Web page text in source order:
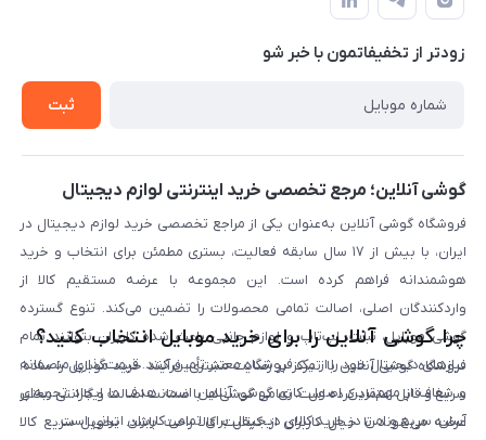
حساب کاربری
حریم خصوصی
بلاگ
شرایط ضمانت هفت روزه
روش ارسال کالا در گوشی آنلاین
روش بازگردانی کالا
زودتر از تخفیفاتمون با خبر شو
ثبت
گوشی آنلاین؛ مرجع تخصصی خرید اینترنتی لوازم دیجیتال
فروشگاه گوشی آنلاین به‌عنوان یکی از مراجع تخصصی خرید لوازم دیجیتال در
ایران، با بیش از ۱۷ سال سابقه فعالیت، بستری مطمئن برای انتخاب و خرید
هوشمندانه فراهم کرده است. این مجموعه با عرضه مستقیم کالا از
واردکنندگان اصلی، اصالت تمامی محصولات را تضمین می‌کند. تنوع گسترده
گوشی موبایل، تبلت، لپ‌تاپ و لوازم جانبی باعث شده کاربران بتوانند تمام
نیازهای دیجیتال خود را از یک فروشگاه معتبر تأمین کنند. قیمت‌گذاری منصفانه
و شفاف از مهم‌ترین اصول کاری گوشی آنلاین است. هدف ما ایجاد تجربه‌ای
آسان، سریع و امن در خرید کالای دیجیتال برای تمامی کاربران ایرانی است.
چرا گوشی آنلاین را برای خرید موبایل انتخاب کنید؟
فروشگاه گوشی آنلاین با تمرکز بر رضایت مشتری، فرآیند خرید موبایل را ساده،
سریع و قابل اعتماد کرده است. تمامی گوشی‌ها با ضمانت اصالت و گارانتی معتبر
عرضه می‌شوند تا خیال کاربران از کیفیت کالا راحت باشد. تحویل سریع کالا